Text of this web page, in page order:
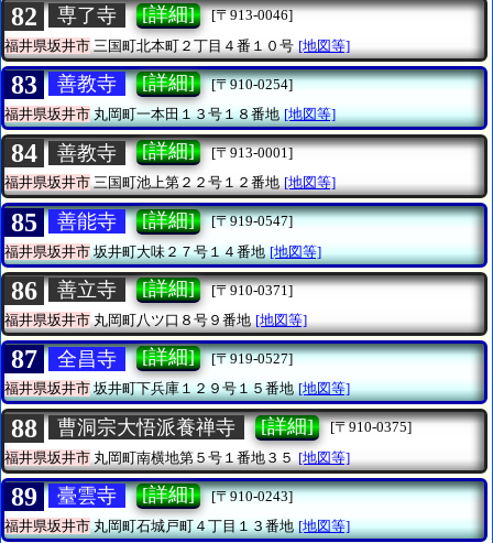
82 専了寺 [詳細]
[〒913-0046]
福井県坂井市 三国町北本町２丁目４番１０号 [地図等]
83 善教寺 [詳細]
[〒910-0254]
福井県坂井市丸岡町一本田１３号１８番地 [地図等]
84 善教寺 [詳細]
[〒913-0001]
福井県坂井市三国町池上第２２号１２番地 [地図等]
85 善能寺 [詳細]
[〒919-0547]
福井県坂井市坂井町大味２７号１４番地 [地図等]
86 善立寺 [詳細]
[〒910-0371]
福井県坂井市 丸岡町八ツ口８号９番地 [地図等]
87 全昌寺 [詳細]
[〒919-0527]
福井県坂井市坂井町下兵庫１２９号１５番地 [地図等]
88 曹洞宗大悟派養禅寺 [詳細]
[〒910-0375]
福井県坂井市 丸岡町南横地第５号１番地３５ [地図等]
89 臺雲寺 [詳細]
[〒910-0243]
福井県坂井市丸岡町石城戸町４丁目１３番地 [地図等]